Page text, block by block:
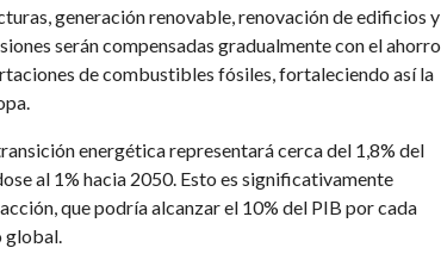
generación renovable, renovación de edificios y
serán compensadas gradualmente con el ahorro
de combustibles fósiles, fortaleciendo así la
energética representará cerca del 1,8% del
al 1% hacia 2050. Esto es significativamente
que podría alcanzar el 10% del PIB por cada
global.